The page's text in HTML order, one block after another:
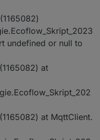
undefined or null to
at
at MqttClient.